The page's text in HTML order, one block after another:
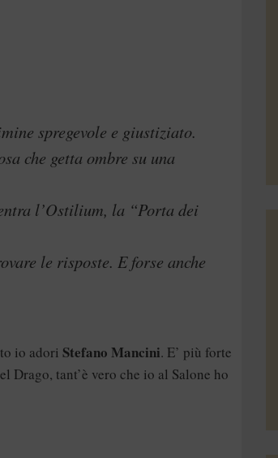
spregevole e giustiziato.
che getta ombre su una
l’Ostilium, la “Porta dei
le risposte. E forse anche
io adori Stefano Mancini. E’ più forte
tant’è vero che io al Salone ho